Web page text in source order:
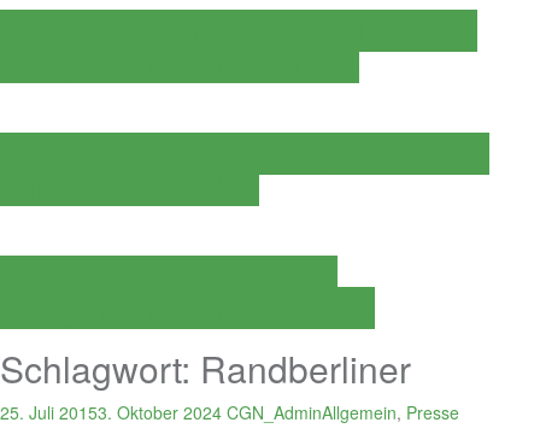
Schlagwort: Randberliner
25. Juli 20153. Oktober 2024 CGN_AdminAllgemein, Presse